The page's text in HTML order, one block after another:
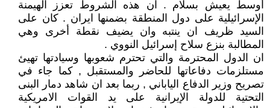
أوسط يعيش بسلام . ان هذه الشروط تعزز الهيمنة
الإسرائيلية على دول المنطقة بضمنها ايران . كان على
السيد ظريف ان ينتبه وان يضيف نقطة أخرى وهي
المطالبة بنزع سلاح إسرائيل النووي .
ان الدول المحترمة والتي تحترم شعوبها وسيادتها تهيئ
مستلزمات دفاعاتها للحاضر والمستقبل , كما جاء في
تصريح وزير الدفاع الياباني , ربما بعد ان شاهد دمار البنى
التحتية للدولة الإيرانية على يد القوات الامريكية